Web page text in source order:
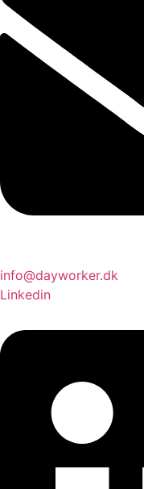
info@dayworker.dk
Linkedin